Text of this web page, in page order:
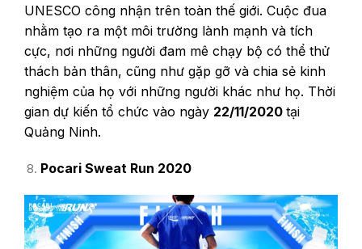
UNESCO công nhận trên toàn thế giới. Cuộc đua
nhằm tạo ra một môi trường lành mạnh và tích
cực, nơi những người đam mê chạy bộ có thể thử
thách bản thân, cũng như gặp gỡ và chia sẻ kinh
nghiệm của họ với những người khác như họ. Thời
gian dự kiến tổ chức vào ngày 22/11/2020 tại
Quảng Ninh.
Pocari Sweat Run 2020